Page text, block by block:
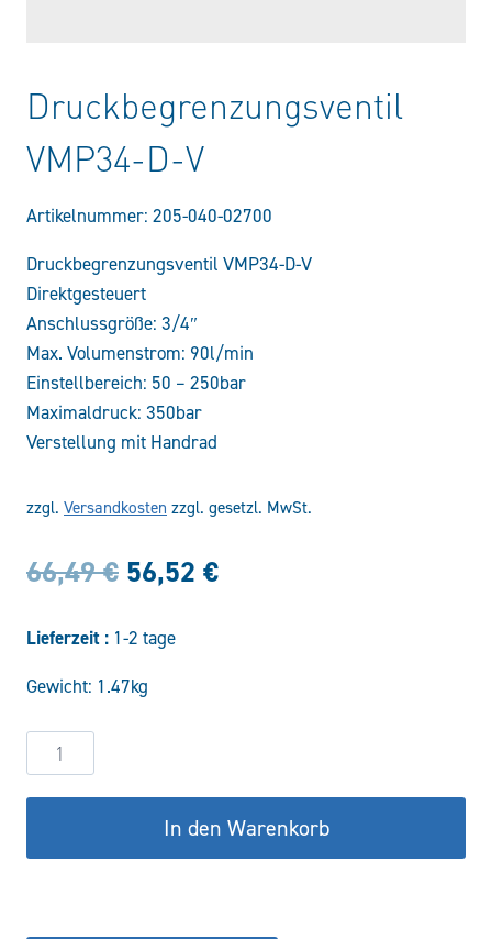
Druckbegrenzungsventil
VMP34-D-V
Artikelnummer: 205-040-02700
Druckbegrenzungsventil VMP34-D-V
Direktgesteuert
Anschlussgröße: 3/4″
Max. Volumenstrom: 90l/min
Einstellbereich: 50 – 250bar
Maximaldruck: 350bar
Verstellung mit Handrad
zzgl. Versandkosten zzgl. gesetzl. MwSt.
66,49€ Ursprünglicher
war:
66,49 €
56,52 €Aktueller
Lieferzeit : 1-2 tage
Gewicht: 1.47kg
Druckbegrenzungsventil
VMP34-
D-
Menge
In den Warenkorb